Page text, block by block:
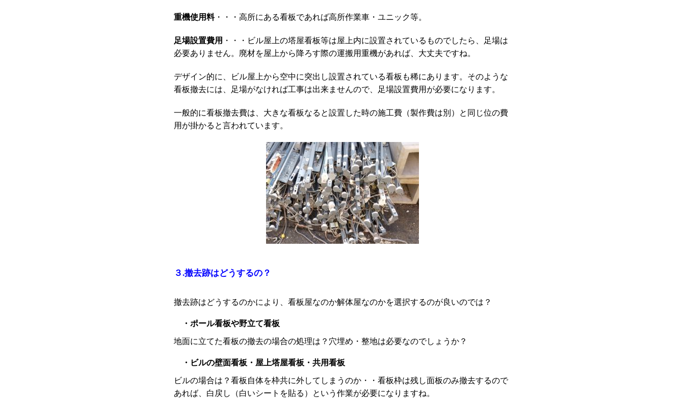
重機使用料・・・高所にある看板であれば高所作業車・ユニック等。
足場設置費用 ・・・ビル屋上の塔屋看板等は屋上内に設置されているものでしたら、足場は
必要ありません。廃材を屋上から降ろす際の運搬用重機があれば、大丈夫ですね。
デザイン的に、ビル屋上から空中に突出し設置されている看板も稀にあります。そのような
看板撤去には、足場がなければ工事は出来ませんので、足場設置費用が必要になります。
一般的に看板撤去費は、大きな看板なると設置した時の施工費（製作費は別）と同じ位の費
用が掛かると言われています。
３.撤去跡はどうするの？
撤去跡はどうするのかにより、看板屋なのか解体屋なのかを選択するのが良いのでは？
・ポール看板や野立て看板
地面に立てた看板の撤去の場合の処理は？ 穴埋め・整地は必要なのでしょうか？
・ビルの壁面看板・屋上塔屋看板・共用看板
ビルの場合は？看板自体を枠共に外してしまうのか・・看板枠は残し面板のみ撤去するので
あれば、白戻し（白いシートを貼る）という作業が必要になりますね。